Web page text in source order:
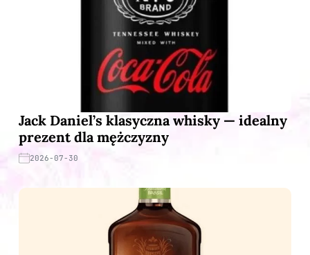
Jack Daniel’s klasyczna whisky — idealny
prezent dla mężczyzny
2026-07-30